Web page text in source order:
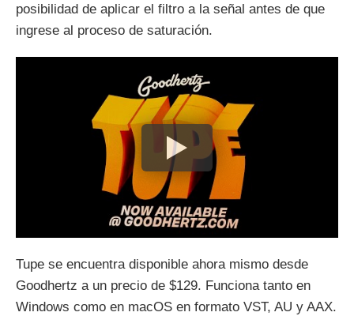
posibilidad de aplicar el filtro a la señal antes de que
ingrese al proceso de saturación.
Tupe se encuentra disponible ahora mismo desde
Goodhertz a un precio de $129. Funciona tanto en
Windows como en macOS en formato VST, AU y AAX.